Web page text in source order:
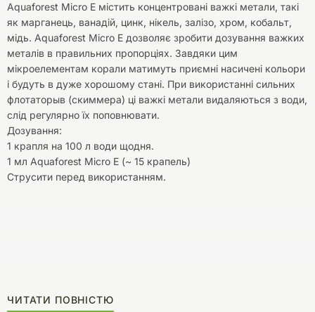
Aquaforest Micro E містить концентровані важкі метали, такі
як марганець, ванадій, цинк, нікель, залізо, хром, кобальт,
мідь. Aquaforest Micro E дозволяє зробити дозування важких
металів в правильних пропорціях. Завдяки цим
мікроелементам корали матимуть приємні насичені кольори
і будуть в дуже хорошому стані. При використанні сильних
флотаторыв (скиммера) ці важкі метали видаляються з води,
слід регулярно їх поповнювати.
Дозування:
1 крапля на 100 л води щодня.
1 мл Aquaforest Micro E (~ 15 крапель)
Струсити перед використанням.
ЧИТАТИ ПОВНІСТЮ